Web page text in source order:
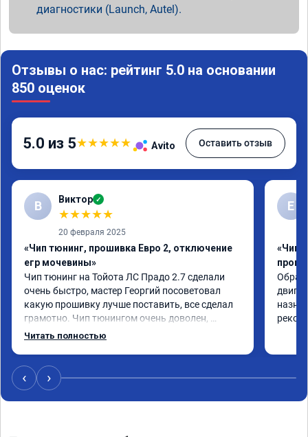
диагностики (Launch, Autel).
Отзывы о нас: рейтинг 5.0 на основании
850 оценок
5.0 из 5★★★★★ Avito Оставить отзыв
В Виктор ✓
★★★★★
20 февраля 2025
«Чип тюнинг, прошивка Евро 2, отключение
егр мочевины»
Чип тюнинг на Тойота ЛС Прадо 2.7 сделали
очень быстро, мастер Георгий посоветовал
какую прошивку лучше поставить, все сделал
грамотно. Чип тюнингом очень доволен,
машина ожила немного, отзыв на педаль газа
провалы. Расход топлива остался таким же, но
динамика улучшилась. Советую этот сервис
всем. Спасибо!!!
Читать полностью
Е
«Чип
‹ ›